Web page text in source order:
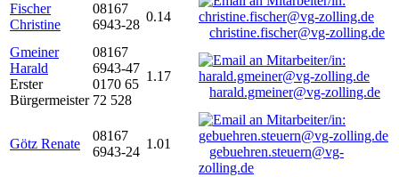
Fischer
Christine
08167
6943-28
0.14
christine.fischer@vg-zolling.de
Gmeiner
Harald
Erster
Bürgermeister
08167
6943-47
0170 65
72 528
1.17
harald.gmeiner@vg-zolling.de
Götz Renate
08167
6943-24
1.01
gebuehren.steuern@vg-
zolling.de